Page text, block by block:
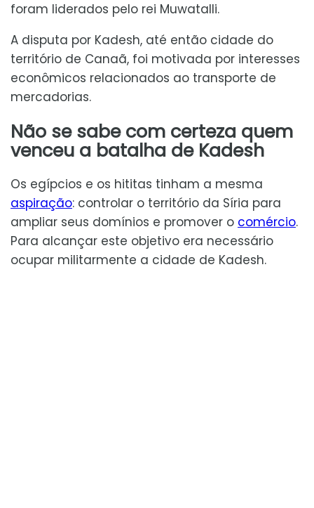
foram liderados pelo rei Muwatalli.
A disputa por Kadesh, até então cidade do
território de Canaã, foi motivada por interesses
econômicos relacionados ao transporte de
mercadorias.
Não se sabe com certeza quem
venceu a batalha de Kadesh
Os egípcios e os hititas tinham a mesma
aspiração: controlar o território da Síria para
ampliar seus domínios e promover o comércio.
Para alcançar este objetivo era necessário
ocupar militarmente a cidade de Kadesh.